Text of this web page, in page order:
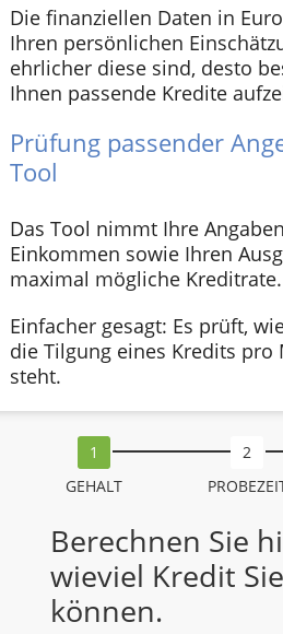
Die finanziellen Daten in
Ihren persönlichen
ehrlicher diese sind, desto
Ihnen passende Kredite
Prüfung passender
Tool
Das Tool nimmt Ihre
Einkommen sowie Ihren
maximal mögliche Kreditrate.
Einfacher gesagt: Es prüft,
die Tilgung eines Kredits pro
steht.
GEHALT
Berechnen Sie
wieviel Kredit
können.